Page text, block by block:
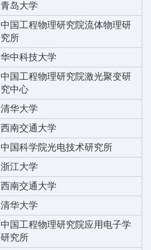
青岛大学
中国工程物理研究院流体物理研
究所
华中科技大学
中国工程物理研究院激光聚变研
究中心
清华大学
西南交通大学
中国科学院光电技术研究所
浙江大学
西南交通大学
清华大学
中国工程物理研究院应用电子学
研究所